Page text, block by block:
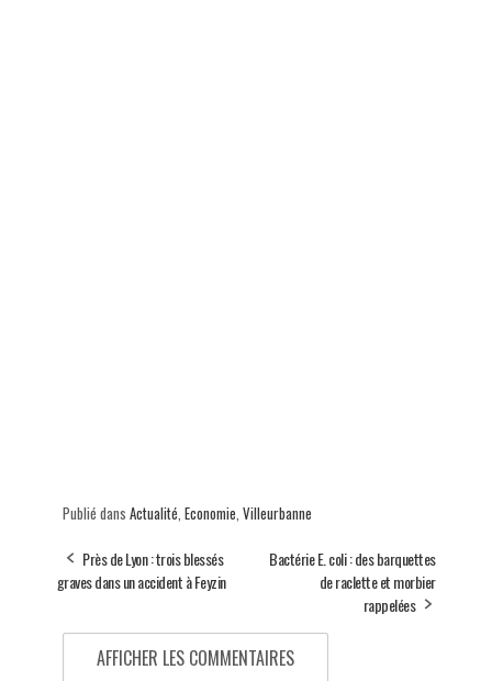
Publié dans Actualité Economie Villeurbanne
Près de Lyon : trois blessés
graves dans un accident à Feyzin
Bactérie E. coli : des barquettes
de raclette et morbier
rappelées
AFFICHER LES COMMENTAIRES